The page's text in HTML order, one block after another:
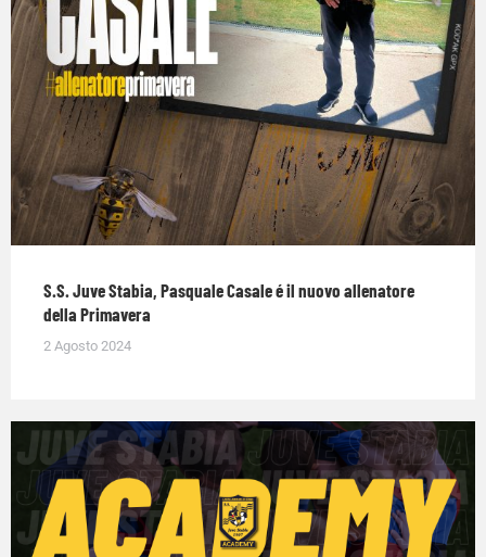
S.S. Juve Stabia, Pasquale Casale é il nuovo allenatore
della Primavera
2 Agosto 2024